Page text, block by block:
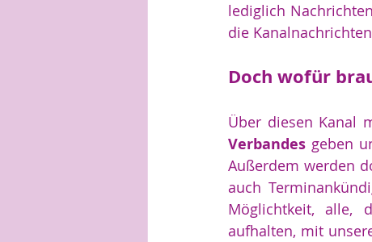
lediglich
die
Doch wofür
Über diesen Kanal
Verbandes geben
Außerdem werden
auch
Möglichtkeit, alle,
aufhalten, mit